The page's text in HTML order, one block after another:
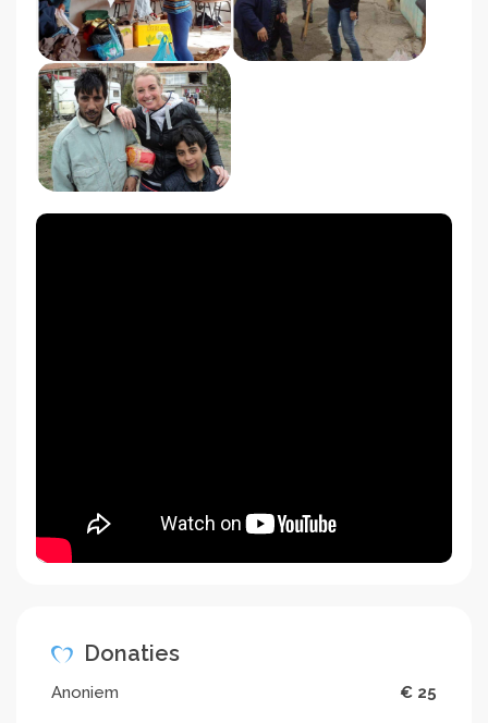
Deze worden vervoerd met een truck welke we
samen lossen na aankomst. We zetten vervolgens
een of meerdere kledingbanken of
tweedehandswinkels op, we schenken medische
benodigdheden aan lokale opvanghuizen voor
ouderen en kinderen.
Met de ingezamelde gelden kopen we voedsel en
andere benodigdheden bij lokale ondernemers.
vervolgens persoonlijk langsbrengen bij de mensen,
we zijn er om gelijkwaardig aan de inwoners van het
dorp aan de slag te gaan.
Bedankt!Donaties
Anoniem € 25